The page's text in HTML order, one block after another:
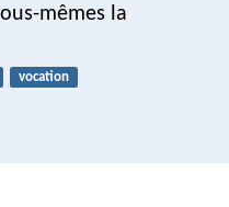
mêmes la
vocation